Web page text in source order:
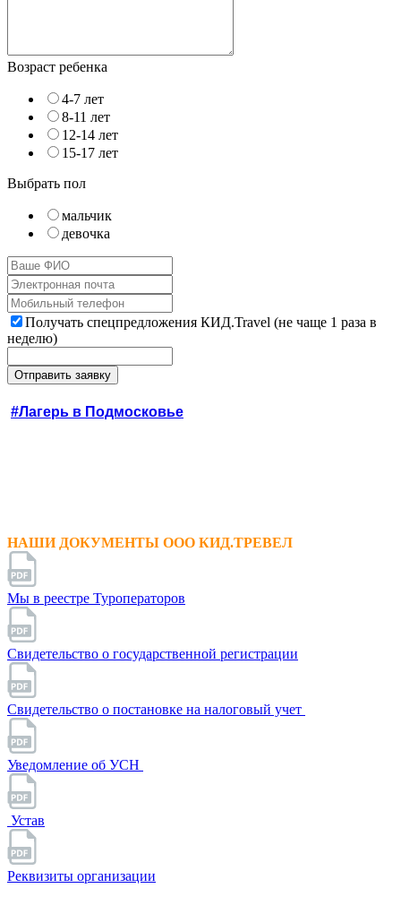
Возраст ребенка
4-7 лет
8-11 лет
12-14 лет
15-17 лет
Выбрать пол
мальчик
девочка
Получать спецпредложения КИД.Travel (не чаще 1 раза в
неделю)
#Лагерь в Подмосковье
НАШИ ДОКУМЕНТЫ ООО КИД.ТРЕВЕЛ
Мы в реестре Туроператоров
Свидетельство о государственной регистрации
Свидетельство о постановке на налоговый учет
Уведомление об УСН
Устав
Реквизиты организации